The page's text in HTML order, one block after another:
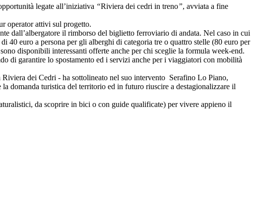
legate all’iniziativa “Riviera dei cedri in treno”, avviata a fine
operator attivi sul progetto.
dall’albergatore il rimborso del biglietto ferroviario di andata. Nel caso in cui
40 euro a persona per gli alberghi di categoria tre o quattro stelle (80 euro per
disponibili interessanti offerte anche per chi sceglie la formula week-end.
di garantire lo spostamento ed i servizi anche per i viaggiatori con mobilità
dei Cedri - ha sottolineato nel suo intervento Serafino Lo Piano,
domanda turistica del territorio ed in futuro riuscire a destagionalizzare il
da scoprire in bici o con guide qualificate) per vivere appieno il